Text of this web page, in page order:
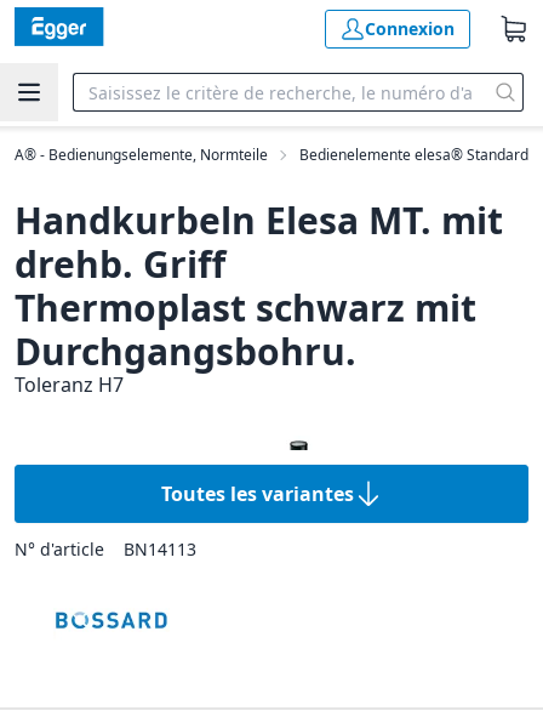
Connexion
- Bedienungselemente, Normteile Bedienelemente elesa® Standard
Handkurbeln Elesa MT. mit
drehb. Griff
Thermoplast schwarz mit
Durchgangsbohru.
Toleranz H7
Toutes les variantes
N° d'article BN14113